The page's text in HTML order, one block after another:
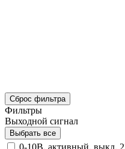
Сброс фильтра
Фильтры
Выходной сигнал
Выбрать все